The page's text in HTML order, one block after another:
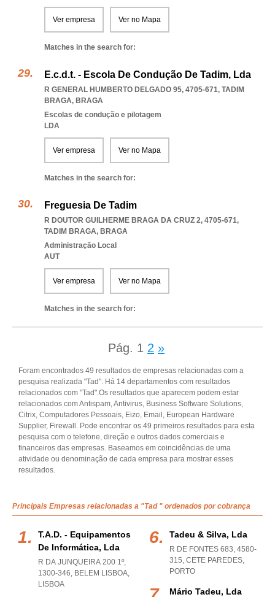
Ver empresa Ver no Mapa
Matches in the search for:
E.c.d.t. - Escola De Condução De Tadim, Lda
R GENERAL HUMBERTO DELGADO 95, 4705-671, TADIM
BRAGA, BRAGA
Escolas de condução e pilotagem
LDA
Ver empresa Ver no Mapa
Matches in the search for:
Freguesia De Tadim
R DOUTOR GUILHERME BRAGA DA CRUZ 2, 4705-671,
TADIM BRAGA, BRAGA
Administração Local
AUT
Ver empresa Ver no Mapa
Matches in the search for:
Pág. 1 2 »
Foram encontrados 49 resultados de empresas relacionadas com a
pesquisa realizada "Tad". Há 14 departamentos com resultados
relacionados com "Tad".Os resultados que aparecem podem estar
relacionados com Antispam, Antivirus, Business Software Solutions,
Citrix, Computadores Pessoais, Eizo, Email, European Hardware
Supplier, Firewall. Pode encontrar os 49 primeiros resultados para esta
pesquisa com o telefone, direção e outros dados comerciais e
financeiros das empresas. Baseamos em coincidências de uma
atividade ou denominação de cada empresa para mostrar esses
resultados.
Principais Empresas relacionadas a "Tad " ordenados por cobrança
T.a.d. - Equipamentos
De Informática, Lda
R DA JUNQUEIRA 200 1º,
1300-346, BELEM LISBOA,
LISBOA
Tadeu & Silva, Lda
R DE FONTES 683, 4580-
315, CETE PAREDES,
PORTO
Mário Tadeu, Lda